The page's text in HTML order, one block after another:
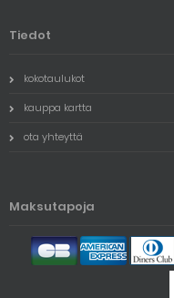
Tiedot
kokotaulukot
kauppa kartta
ota yhteyttä
Maksutapoja